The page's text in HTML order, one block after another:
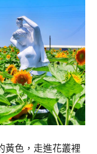
黃色，走進花叢裡